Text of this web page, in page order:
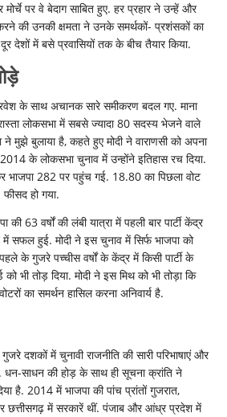
पर वे बेदाग साबित हुए. हर प्रहार ने उन्हें और
की उनकी क्षमता ने उनके समर्थकों- प्रशंसकों का
देशों में बसे प्रवासियों तक के बीच तैयार किया.
के साथ अचानक सारे समीकरण बदल गए. माना
लोकसभा में सबसे ज्यादा 80 सदस्य भेजने वाले
ने मुझे बुलाया है, कहते हुए मोदी ने वाराणसी को अपना
के लोकसभा चुनाव में उन्होंने इतिहास रच दिया.
282 पर पहुंच गई. 18.80 का पिछला वोट
हो गया.
63 वर्षों की लंबी यात्रा में पहली बार पार्टी केंद्र
सफल हुई. मोदी ने इस चुनाव में सिर्फ भाजपा को
के गुजरे पच्चीस वर्षों के केंद्र में किसी पार्टी के
भी तोड़ दिया. मोदी ने इस मिथ को भी तोड़ा कि
का समर्थन हासिल करना अनिवार्य है.
दशकों में चुनावी राजनीति की सारी परिभाषाएं और
धन-साधन की होड़ के साथ ही सूचना क्रांति ने
है. 2014 में भाजपा की पांच प्रांतों गुजरात,
छत्तीसगढ़ में सरकारें थीं. पंजाब और आंध्र प्रदेश में